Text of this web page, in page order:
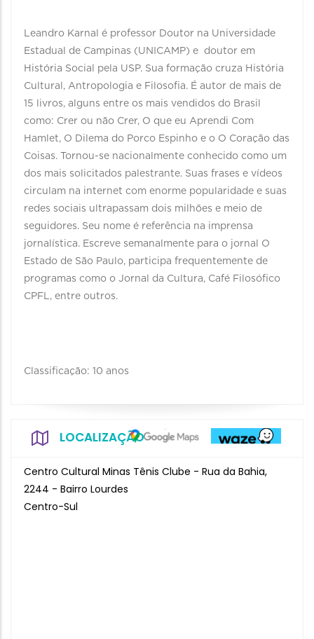
Leandro Karnal é professor Doutor na Universidade
Estadual de Campinas (UNICAMP) e doutor em
História Social pela USP. Sua formação cruza História
Cultural, Antropologia e Filosofia. É autor de mais de
15 livros, alguns entre os mais vendidos do Brasil
como: Crer ou não Crer, O que eu Aprendi Com
Hamlet, O Dilema do Porco Espinho e o O Coração das
Coisas. Tornou-se nacionalmente conhecido como um
dos mais solicitados palestrante. Suas frases e vídeos
circulam na internet com enorme popularidade e suas
redes sociais ultrapassam dois milhões e meio de
seguidores. Seu nome é referência na imprensa
jornalística. Escreve semanalmente para o jornal O
Estado de São Paulo, participa frequentemente de
programas como o Jornal da Cultura, Café Filosófico
CPFL, entre outros.
Classificação: 10 anos
LOCALIZAÇÃO
Centro Cultural Minas Tênis Clube - Rua da Bahia,
2244 - Bairro Lourdes
Centro-Sul